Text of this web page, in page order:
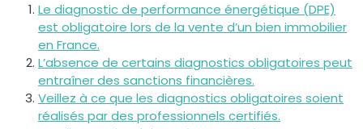
Le diagnostic de performance énergétique (DPE)
est obligatoire lors de la vente d’un bien immobilier
en France.
L’absence de certains diagnostics obligatoires peut
entraîner des sanctions financières.
Veillez à ce que les diagnostics obligatoires soient
réalisés par des professionnels certifiés.